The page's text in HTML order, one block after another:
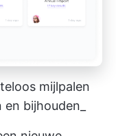
mijlpalen
bijhouden_